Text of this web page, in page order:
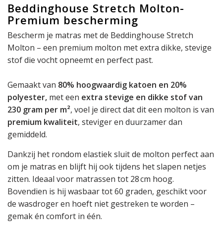
Beddinghouse Stretch Molton-
Premium bescherming
Bescherm je matras met de Beddinghouse Stretch
Molton – een premium molton met extra dikke, stevige
stof die vocht opneemt en perfect past.
Gemaakt van 80% hoogwaardig katoen en 20%
polyester, met een extra stevige en dikke stof van
230 gram per m², voel je direct dat dit een molton is van
premium kwaliteit, steviger en duurzamer dan
gemiddeld.
Dankzij het rondom elastiek sluit de molton perfect aan
om je matras en blijft hij ook tijdens het slapen netjes
zitten. Ideaal voor matrassen tot 28 cm hoog.
Bovendien is hij wasbaar tot 60 graden, geschikt voor
de wasdroger en hoeft niet gestreken te worden –
gemak én comfort in één.